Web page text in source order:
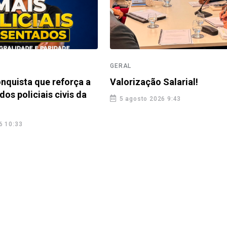
que reforça a
policiais civis da
10:33
GERAL
Valorização Salarial!
5 agosto 2026 9:43